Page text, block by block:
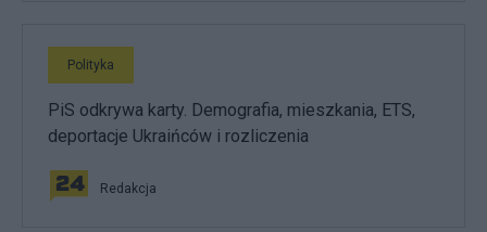
Polityka
PiS odkrywa karty. Demografia, mieszkania, ETS,
deportacje Ukraińców i rozliczenia
Redakcja